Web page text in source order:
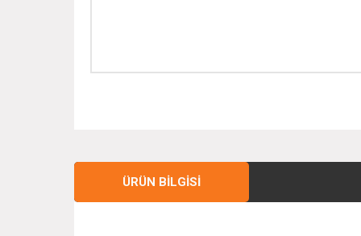
ÜRÜN BILGISI